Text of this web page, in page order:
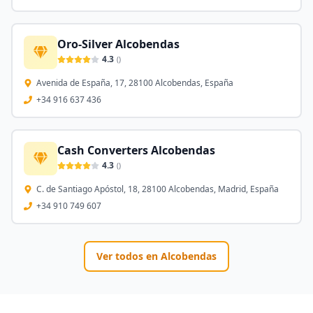
Oro-Silver Alcobendas
4.3 ()
Avenida de España, 17, 28100 Alcobendas, España
+34 916 637 436
Cash Converters Alcobendas
4.3 ()
C. de Santiago Apóstol, 18, 28100 Alcobendas, Madrid, España
+34 910 749 607
Ver todos en Alcobendas